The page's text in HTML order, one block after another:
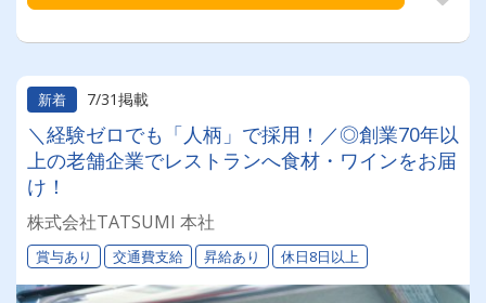
新着 7/31掲載
＼経験ゼロでも「人柄」で採用！／◎創業70年以
上の老舗企業でレストランへ食材・ワインをお届
け！
株式会社TATSUMI 本社
賞与あり 交通費支給 昇給あり 休日8日以上